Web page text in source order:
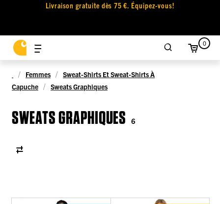
Livraison gratuite dès 75 €. Équipez-vous!
0
Femmes
Sweat-Shirts Et Sweat-Shirts À
Capuche
Sweats Graphiques
SWEATS GRAPHIQUES 6